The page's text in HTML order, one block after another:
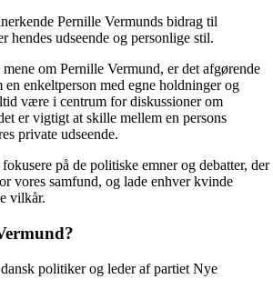
Pernille Vermunds bidrag til
hendes udseende og personlige stil.
om Pernille Vermund, er det afgørende
en enkeltperson med egne holdninger og
være i centrum for diskussioner om
er vigtigt at skille mellem en persons
private udseende.
på de politiske emner og debatter, der
vores samfund, og lade enhver kvinde
vilkår.
politiker og leder af partiet Nye